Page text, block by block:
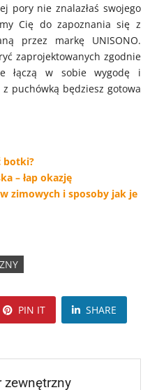
pory nie znalazłaś swojego
Cię do zapoznania się z
przez markę UNISONO.
zaprojektowanych zgodnie
łączą w sobie wygodę i
puchówką będziesz gotowa
botki?
– łap okazję
zimowych i sposoby jak je
PIN IT SHARE
zewnętrzny